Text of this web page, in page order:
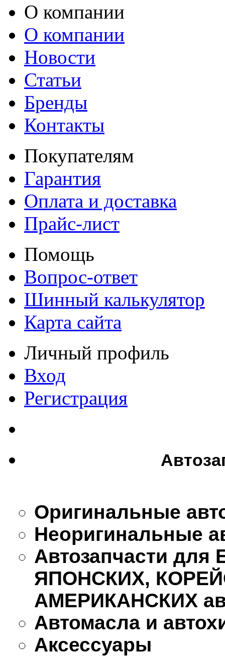
О компании
О компании
Новости
Статьи
Бренды
Контакты
Покупателям
Гарантия
Оплата и доставка
Прайс-лист
Помощь
Вопрос-ответ
Шинный калькулятор
Карта сайта
Личный профиль
Вход
Регистрация
Оригинальные
Неоригинальные
Автозапчасти
ЯПОНСКИХ,
АМЕРИКАНСКИХ
Автомасла и
Аксессуары